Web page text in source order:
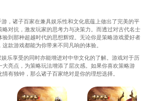
游，诸子百家在兼具娱乐性和文化底蕴上做出了完美的平
略对抗，激发玩家的思考力与决策力。而透过对古代名士
验到那种超越时代的思想辉煌。无论你是策略游戏爱好者
款游戏都能为你带来不同凡响的体验。
乐享受的同时亦能增进对中华文化的了解。游戏对于历
大亮点，为策略玩法增添了层次感。如果你喜欢策略游
有独钟，那么诸子百家绝对是你的理想选择。